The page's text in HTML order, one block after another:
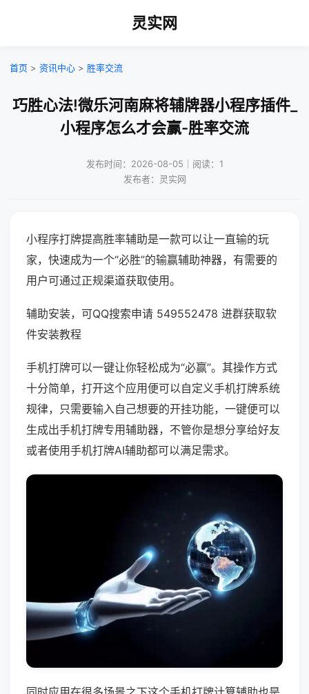
灵实网
首页 > 资讯中心 > 胜率交流
巧胜心法!微乐河南麻将辅牌器小程序插件_
小程序怎么才会赢-胜率交流
发布时间：2026-08-05｜阅读：1
发布者：灵实网
小程序打牌提高胜率辅助是一款可以让一直输的玩
家，快速成为一个“必胜”的输赢辅助神器，有需要的
用户可通过正规渠道获取使用。
辅助安装，可QQ搜索申请 549552478 进群获取软
件安装教程
手机打牌可以一键让你轻松成为“必赢”。其操作方式
十分简单，打开这个应用便可以自定义手机打牌系统
规律，只需要输入自己想要的开挂功能，一键便可以
生成出手机打牌专用辅助器，不管你是想分享给好友
或者使用手机打牌AI辅助都可以满足需求。